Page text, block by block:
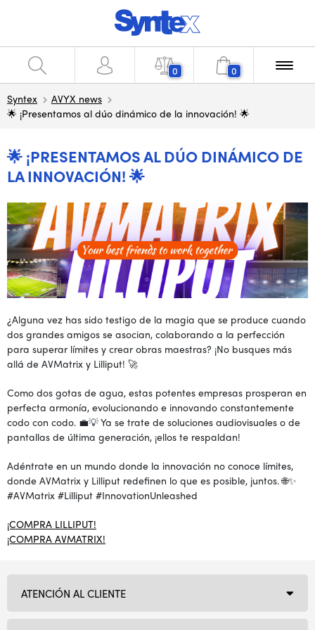
0 0
Syntex
AVYX news
🌟 ¡Presentamos al dúo dinámico de la innovación! 🌟
🌟 ¡PRESENTAMOS AL DÚO DINÁMICO DE
LA INNOVACIÓN! 🌟
¿Alguna vez has sido testigo de la magia que se produce cuando
dos grandes amigos se asocian, colaborando a la perfección
para superar límites y crear obras maestras? ¡No busques más
allá de AVMatrix y Lilliput! 🚀
Como dos gotas de agua, estas potentes empresas prosperan en
perfecta armonía, evolucionando e innovando constantemente
codo con codo. 💼💡 Ya se trate de soluciones audiovisuales o de
pantallas de última generación, ¡ellos te respaldan!
Adéntrate en un mundo donde la innovación no conoce límites,
donde AVMatrix y Lilliput redefinen lo que es posible, juntos. 🌐✨
#AVMatrix #Lilliput #InnovationUnleashed
¡COMPRA LILLIPUT!
¡COMPRA AVMATRIX!
ATENCIÓN AL CLIENTE